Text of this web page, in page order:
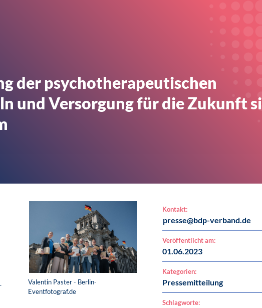
der psychotherapeutischen
und Versorgung für die Zukunft
Valentin Paster - Berlin-
Eventfotograf.de
Kontakt:
presse@bdp-verband.de
Veröffentlicht am:
01.06.2023
Kategorien:
Pressemitteilung
Schlagworte: